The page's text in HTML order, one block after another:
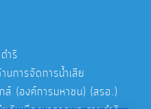
ำริ
นการจัดการน้ำเสีย
ส์ (องค์การมหาชน) (สรอ.)